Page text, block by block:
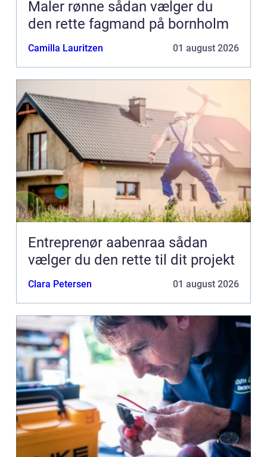
Maler rønne sådan vælger du
den rette fagmand på bornholm
Camilla Lauritzen 01 august 2026
Entreprenør aabenraa sådan
vælger du den rette til dit projekt
Clara Petersen 01 august 2026